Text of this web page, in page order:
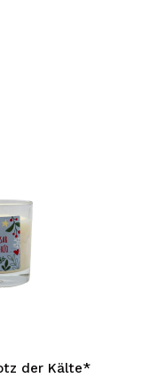
der Kälte*